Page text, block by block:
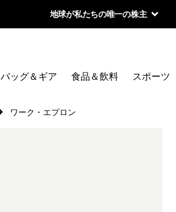
地球が私たちの唯一の株主
バッグ＆ギア 食品＆飲料 スポーツ
ワーク・エプロン